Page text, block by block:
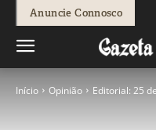
Anuncie Connosco
Início Opinião Editorial: 25